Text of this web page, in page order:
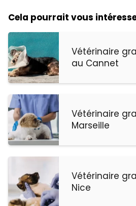
Cela pourrait vous
Vétérinaire
au Cannet
Vétérinaire
Marseille
Vétérinaire
Nice